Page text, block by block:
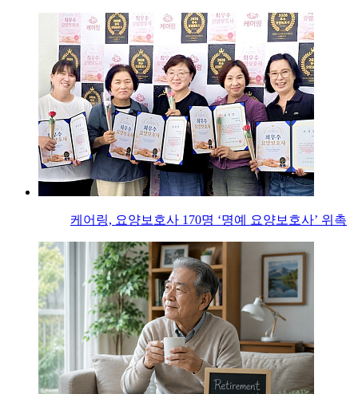
케어링, 요양보호사 170명 ‘명예 요양보호사’ 위촉